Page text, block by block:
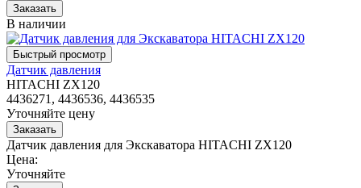
В наличии
Датчик давления
HITACHI ZX120
4436271, 4436536, 4436535
Уточняйте цену
Датчик давления для Экскаватора HITACHI ZX120
Цена:
Уточняйте